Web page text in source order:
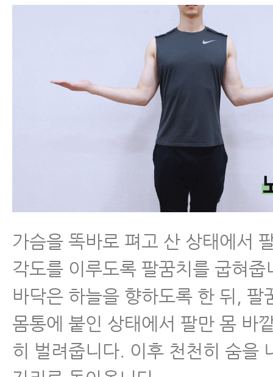
가슴을 똑바로 펴고 산 상태에서
각도를 이루도록 팔꿈치를 굽혀줍
바닥은 하늘을 향하도록 한 뒤, 팔
몸통에 붙인 상태에서 팔만 몸 바
히 벌려줍니다. 이후 천천히 숨을